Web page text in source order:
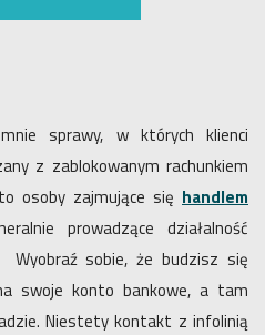
sprawy, w których klienci
z zablokowanym rachunkiem
osoby zajmujące się handlem
prowadzące działalność
sobie, że budzisz się
swoje konto bankowe, a tam
Niestety kontakt z infolinią